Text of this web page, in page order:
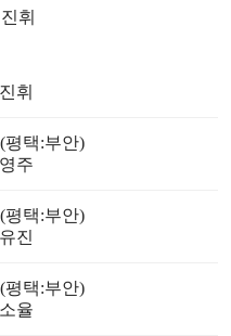
휘
휘
평택:부안)
주
평택:부안)
진
평택:부안)
율